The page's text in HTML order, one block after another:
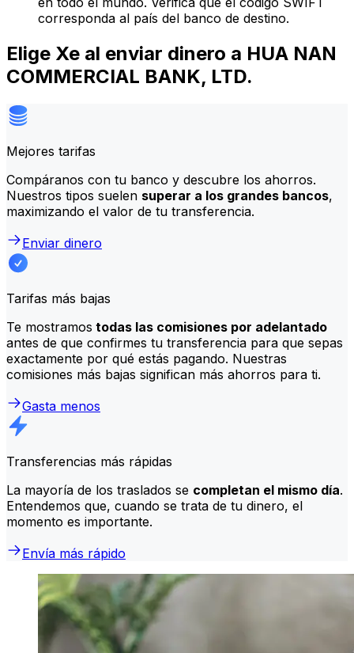
corresponda al país del banco de destino.
Elige Xe al enviar dinero a HUA NAN
COMMERCIAL BANK, LTD.
Mejores tarifas
Compáranos con tu banco y descubre los ahorros.
Nuestros tipos suelen superar a los grandes bancos,
maximizando el valor de tu transferencia.
Enviar dinero
Tarifas más bajas
Te mostramos todas las comisiones por adelantado
antes de que confirmes tu transferencia para que sepas
exactamente por qué estás pagando. Nuestras
comisiones más bajas significan más ahorros para ti.
Gasta menos
Transferencias más rápidas
La mayoría de los traslados se completan el mismo día.
Entendemos que, cuando se trata de tu dinero, el
momento es importante.
Envía más rápido